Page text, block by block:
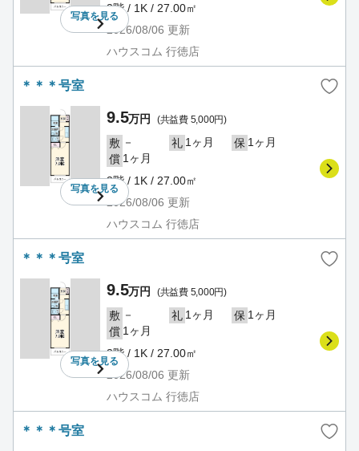
写真を見る
3階 / 1K / 27.00㎡
2026/08/06 更新
ハウスコム 行徳店
＊＊＊号室
写真を見る
9.5万円 (共益費 5,000円)
敷 － 礼 1ヶ月 保 1ヶ月
償 1ヶ月
3階 / 1K / 27.00㎡
2026/08/06 更新
ハウスコム 行徳店
＊＊＊号室
写真を見る
9.5万円 (共益費 5,000円)
敷 － 礼 1ヶ月 保 1ヶ月
償 1ヶ月
3階 / 1K / 27.00㎡
2026/08/06 更新
ハウスコム 行徳店
＊＊＊号室